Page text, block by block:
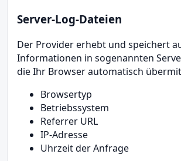
Server-Log-Dateien
Der Provider erhebt und speichert
Informationen in sogenannten
die Ihr Browser automatisch
Browsertyp
Betriebssystem
Referrer URL
IP-Adresse
Uhrzeit der Anfrage